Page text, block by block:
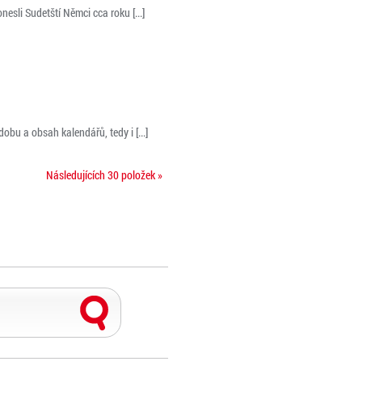
Sudetští Němci cca roku [...]
a obsah kalendářů, tedy i [...]
Následujících 30 položek »